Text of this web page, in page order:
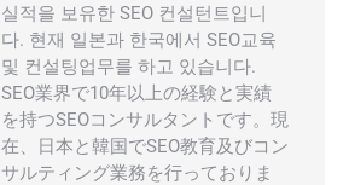
실적을 보유한 SEO 컨설턴트입니
다. 현재 일본과 한국에서 SEO교육
및 컨설팅업무를 하고 있습니다.
SEO業界で10年以上の経験と実績
を持つSEOコンサルタントです。現
在、日本と韓国でSEO教育及びコン
サルティング業務を行っておりま